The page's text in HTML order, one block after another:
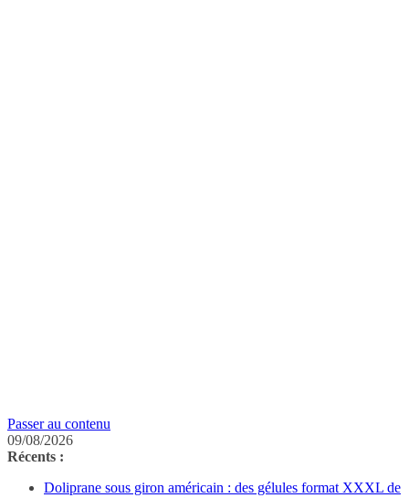
Passer au contenu
09/08/2026
Récents :
Doliprane sous giron américain : des gélules format XXXL de